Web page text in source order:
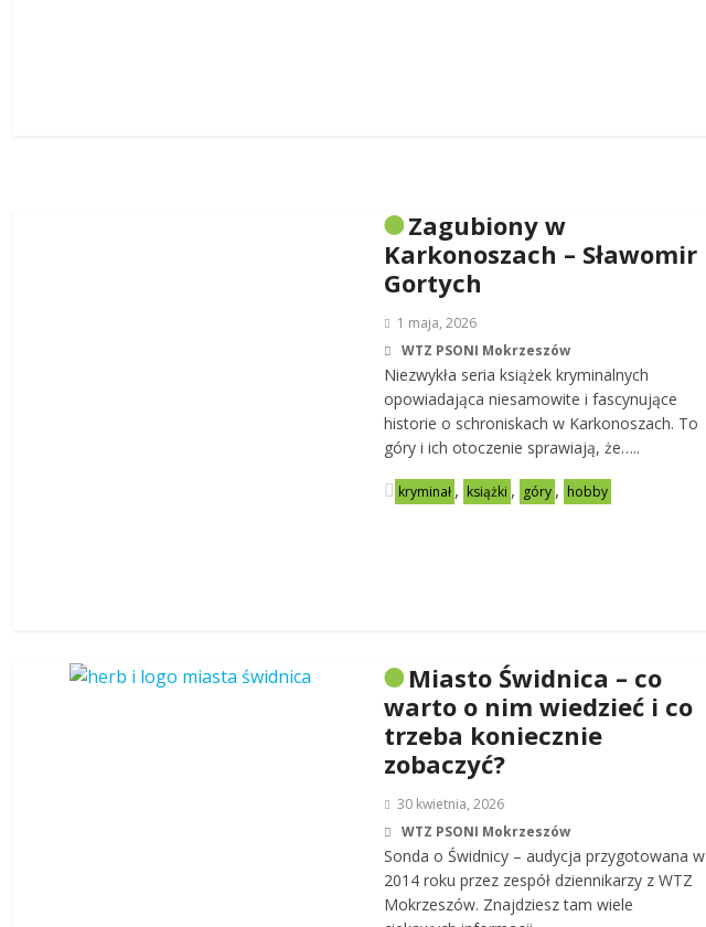
Zagubiony w
Karkonoszach – Sławomir
Gortych
1 maja, 2026
WTZ PSONI Mokrzeszów
Niezwykła seria książek kryminalnych
opowiadająca niesamowite i fascynujące
historie o schroniskach w Karkonoszach. To
góry i ich otoczenie sprawiają, że…..
kryminał , książki , góry , hobby
Miasto Świdnica – co
warto o nim wiedzieć i co
trzeba koniecznie
zobaczyć?
30 kwietnia, 2026
WTZ PSONI Mokrzeszów
Sonda o Świdnicy – audycja przygotowana w
2014 roku przez zespół dziennikarzy z WTZ
Mokrzeszów. Znajdziesz tam wiele